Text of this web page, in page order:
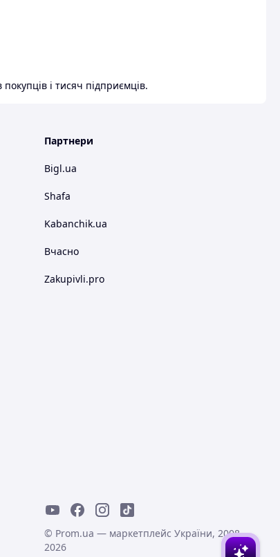
і тисяч підприємців.
Партнери
Bigl.ua
Shafa
Kabanchik.ua
Вчасно
Zakupivli.pro
© Prom.ua — маркетплейс України, 2008-
2026